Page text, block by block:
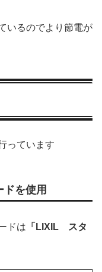
いるのでより節電が
っています
ドを使用
ドは 「LIXIL スタ